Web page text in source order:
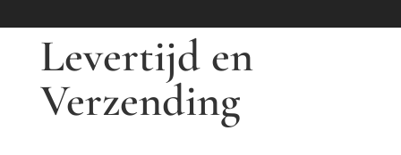
Levertijd en
Verzending